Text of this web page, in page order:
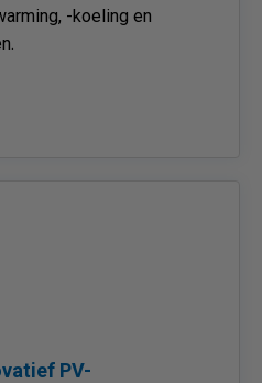
-koeling en
PV-